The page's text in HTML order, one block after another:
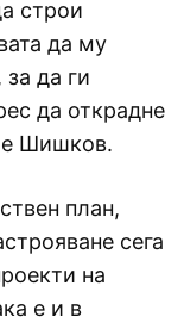
строи
да му
да ги
да открадне
Шишков.
план,
сега
на
е и в